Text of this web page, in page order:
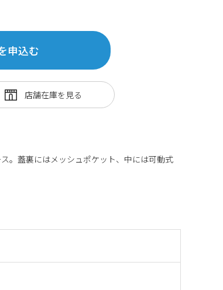
申込む
。蓋裏にはメッシュポケット、中には可動式